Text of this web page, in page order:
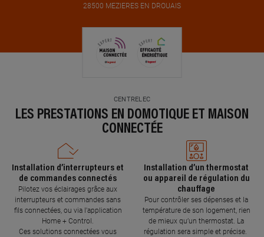
28500 MEZIERES EN DROUAIS
CENTRELEC
LES PRESTATIONS EN DOMOTIQUE ET MAISON
CONNECTÉE
Installation d’interrupteurs et
de commandes connectés
Pilotez vos éclairages grâce aux
interrupteurs et commandes sans
fils connectées, ou via l'application
Home + Control.
Ces solutions connectées vous
Installation d’un thermostat
ou appareil de régulation du
chauffage
Pour contrôler ses dépenses et la
température de son logement, rien
de mieux qu’un thermostat. La
régulation sera simple et précise.